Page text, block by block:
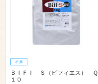
ＢＩＦＩ－Ｓ（ビフィエス） Ｑ
１０